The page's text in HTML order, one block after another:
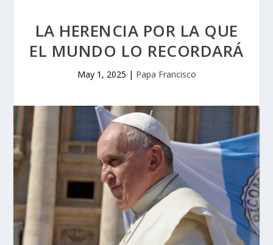
LA HERENCIA POR LA QUE
EL MUNDO LO RECORDARÁ
May 1, 2025 | Papa Francisco